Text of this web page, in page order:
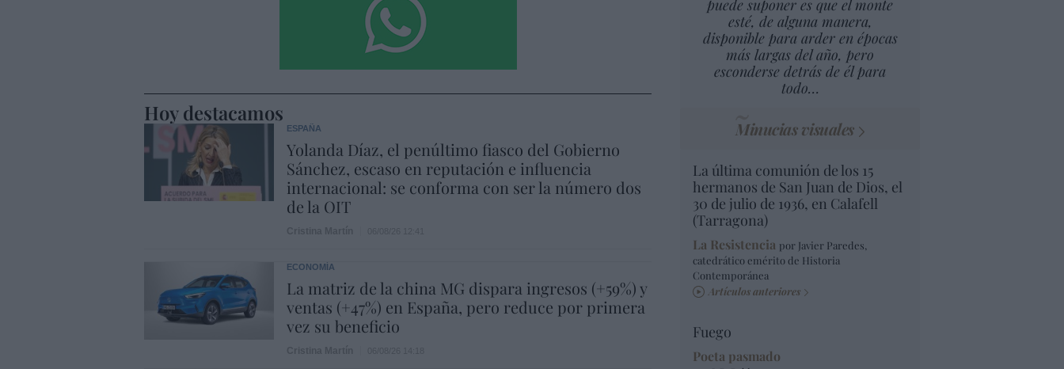
Hoy destacamos
ESPAÑA
Yolanda Díaz, el penúltimo fiasco del Gobierno
Sánchez, escaso en reputación e influencia
internacional: se conforma con ser la número dos
de la OIT
ECONOMÍA
La matriz de la china MG dispara ingresos (+59%) y
ventas (+47%) en España, pero reduce por primera
vez su beneficio
puede suponer es que el monte
esté, de alguna manera,
disponible para arder en épocas
más largas del año, pero
esconderse detrás de él para
todo…
Minucias visuales
La última comunión de los 15
hermanos de San Juan de Dios, el
30 de julio de 1936, en Calafell
(Tarragona)
La Resistencia por Javier Paredes,
catedrático emérito de Historia
Contemporánea
Artículos anteriores
Fuego
Poeta pasmado